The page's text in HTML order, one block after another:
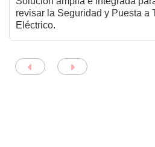
revisar la Seguridad y Puesta a
Eléctrico.